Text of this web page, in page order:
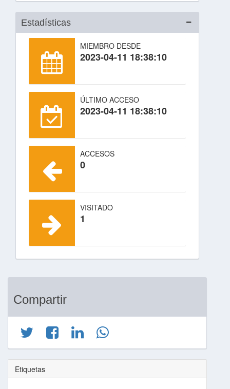
Estadísticas
MIEMBRO DESDE
2023-04-11 18:38:10
ÚLTIMO ACCESO
2023-04-11 18:38:10
ACCESOS
0
VISITADO
1
Compartir
Etiquetas